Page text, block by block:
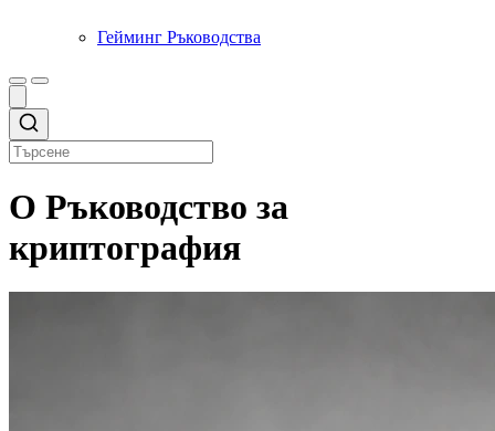
Гейминг Ръководства
O Ръководство за
криптография